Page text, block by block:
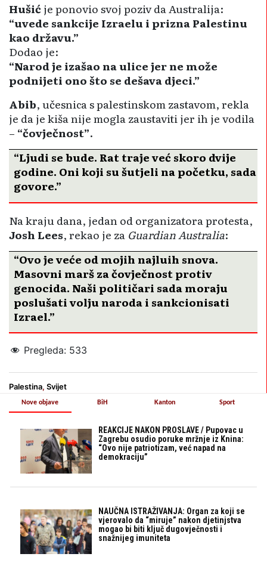
Hušić je ponovio svoj poziv da Australija:
“uvede sankcije Izraelu i prizna Palestinu
kao državu.”
Dodao je:
“Narod je izašao na ulice jer ne može
podnijeti ono što se dešava djeci.”
Abib, učesnica s palestinskom zastavom, rekla
je da je kiša nije mogla zaustaviti jer ih je vodila
– “čovječnost”.
“Ljudi se bude. Rat traje već skoro dvije
godine. Oni koji su šutjeli na početku, sada
govore.”
Na kraju dana, jedan od organizatora protesta,
Josh Lees, rekao je za Guardian Australia:
“Ovo je veće od mojih najluđih snova.
Masovni marš za čovječnost protiv
genocida. Naši političari sada moraju
poslušati volju naroda i sankcionisati
Izrael.”
Pregleda: 533
Palestina, Svijet
Nove objave
REAKCIJE NAKON PROSLAVE / Pupovac u
Zagrebu osudio poruke mržnje iz Knina:
“Ovo nije patriotizam, već napad na
demokraciju”
NAUČNA ISTRAŽIVANJA: Organ za koji se
vjerovalo da “miruje” nakon djetinjstva
mogao bi biti ključ dugovječnosti i
snažnijeg imuniteta
BiH Kanton Sport